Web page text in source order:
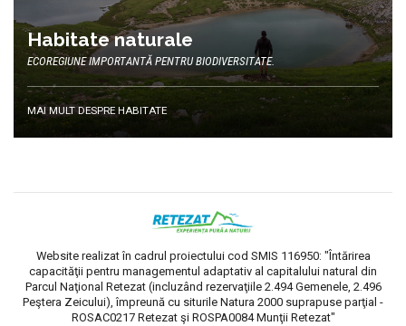
Habitate naturale
ECOREGIUNE IMPORTANTĂ PENTRU BIODIVERSITATE.
MAI MULT DESPRE HABITATE
Website realizat în cadrul proiectului cod SMIS 116950: "Întărirea
capacităţii pentru managementul adaptativ al capitalului natural din
Parcul Naţional Retezat (incluzând rezervaţiile 2.494 Gemenele, 2.496
Peştera Zeicului), împreună cu siturile Natura 2000 suprapuse parţial -
ROSAC0217 Retezat şi ROSPA0084 Munţii Retezat"